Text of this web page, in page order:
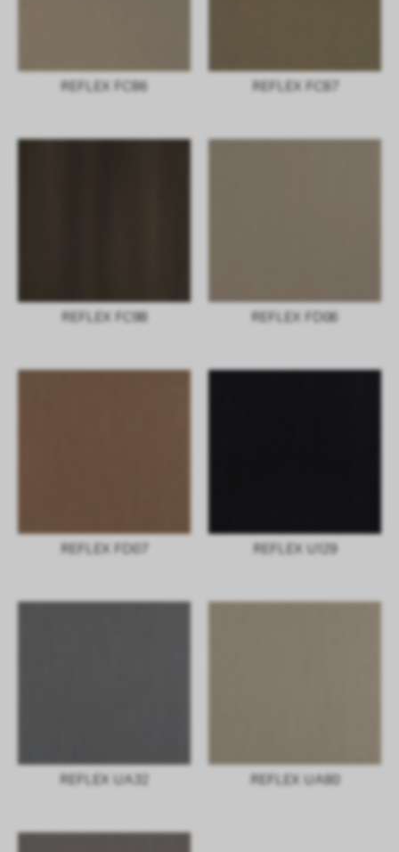
REFLEX FC86 REFLEX FC87
REFLEX FC98 REFLEX FD06
REFLEX FD07 REFLEX U129
REFLEX UA32 REFLEX UA80